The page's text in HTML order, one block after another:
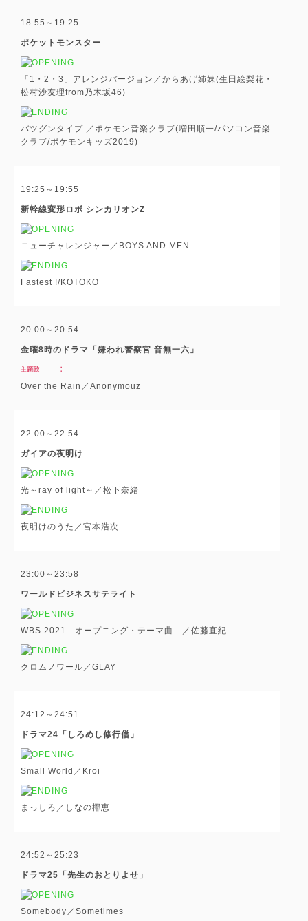
18:55～19:25
ポケットモンスター
「1・2・3」アレンジバージョン／からあげ姉妹(生田絵梨花・
松村沙友理from乃木坂46)
バツグンタイプ ／ポケモン音楽クラブ(増田順一/パソコン音楽
クラブ/ポケモンキッズ2019)
19:25～19:55
新幹線変形ロボ シンカリオンZ
ニューチャレンジャー／BOYS AND MEN
Fastest !/KOTOKO
20:00～20:54
金曜8時のドラマ「嫌われ警察官 音無一六」
Over the Rain／Anonymouz
22:00～22:54
ガイアの夜明け
光～ray of light～／松下奈緒
夜明けのうた／宮本浩次
23:00～23:58
ワールドビジネスサテライト
WBS 2021―オープニング・テーマ曲―／佐藤直紀
クロムノワール／GLAY
24:12～24:51
ドラマ24「しろめし修行僧」
Small World／Kroi
まっしろ／しなの椰恵
24:52～25:23
ドラマ25「先生のおとりよせ」
Somebody／Sometimes